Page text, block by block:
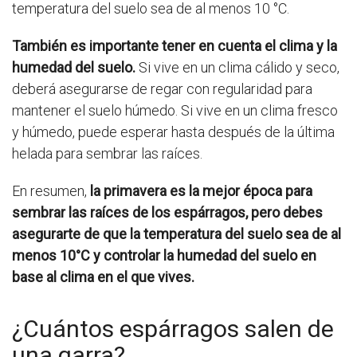
temperatura del suelo sea de al menos 10 °C.
También es importante tener en cuenta el clima y la
humedad del suelo. Si vive en un clima cálido y seco,
deberá asegurarse de regar con regularidad para
mantener el suelo húmedo. Si vive en un clima fresco
y húmedo, puede esperar hasta después de la última
helada para sembrar las raíces.
En resumen, la primavera es la mejor época para
sembrar las raíces de los espárragos, pero debes
asegurarte de que la temperatura del suelo sea de al
menos 10°C y controlar la humedad del suelo en
base al clima en el que vives.
¿Cuántos espárragos salen de